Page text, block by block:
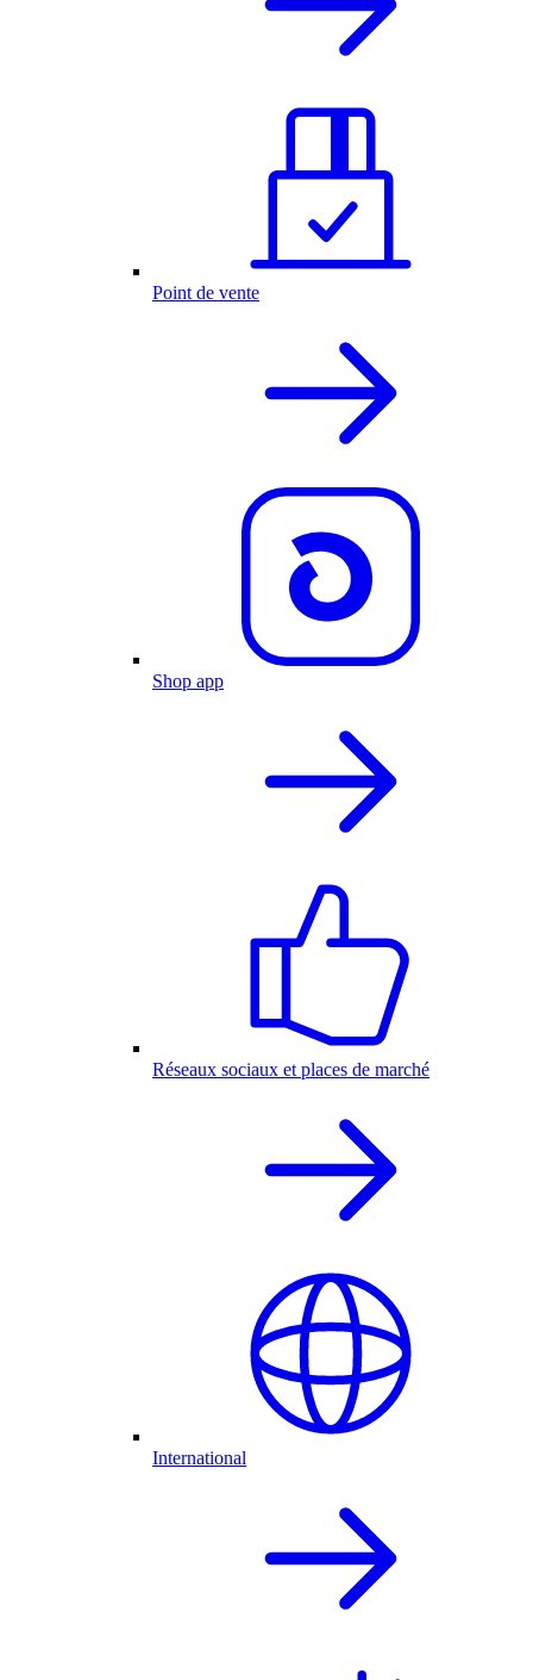
Point de vente
Shop app
Réseaux sociaux et places de marché
International